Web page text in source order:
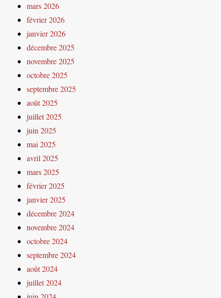
mars 2026
février 2026
janvier 2026
décembre 2025
novembre 2025
octobre 2025
septembre 2025
août 2025
juillet 2025
juin 2025
mai 2025
avril 2025
mars 2025
février 2025
janvier 2025
décembre 2024
novembre 2024
octobre 2024
septembre 2024
août 2024
juillet 2024